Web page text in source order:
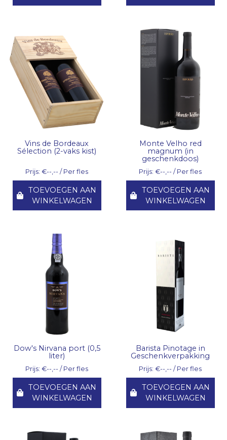
Vins de Bordeaux
Sélection (2-vaks kist)
Prijs: €--,-- / Per fles
TOEVOEGEN AAN
WINKELWAGEN
Monte Velho red
magnum (in
geschenkdoos)
Prijs: €--,-- / Per fles
TOEVOEGEN AAN
WINKELWAGEN
Dow's Nirvana port (0,5
liter)
Prijs: €--,-- / Per fles
TOEVOEGEN AAN
WINKELWAGEN
Barista Pinotage in
Geschenkverpakking
Prijs: €--,-- / Per fles
TOEVOEGEN AAN
WINKELWAGEN